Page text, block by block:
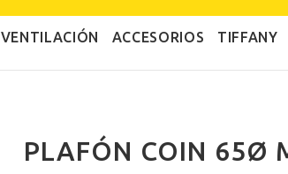
VENTILACIÓN ACCESORIOS TIFFANY
PLAFÓN COIN 65Ø